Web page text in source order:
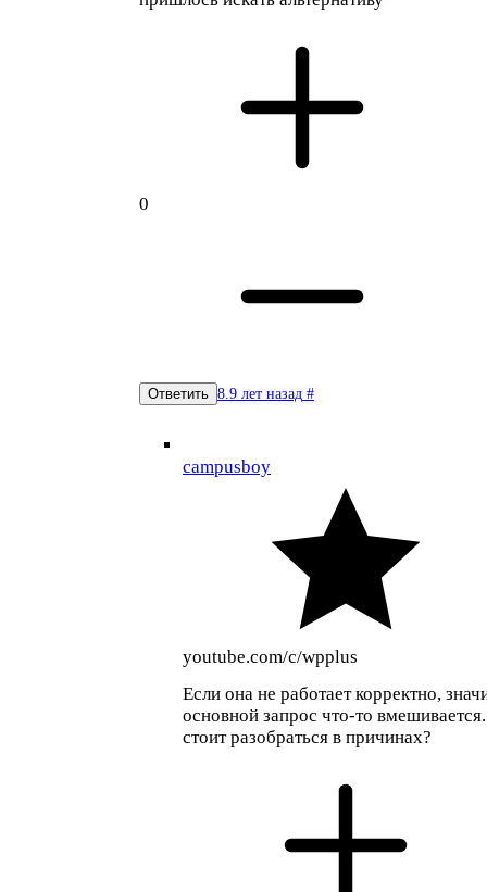
0
Ответить 8.9 лет назад #
campusboy
youtube.com/c/wpplus
Если она не работает корректно,
основной запрос что-то
стоит разобраться в причинах?